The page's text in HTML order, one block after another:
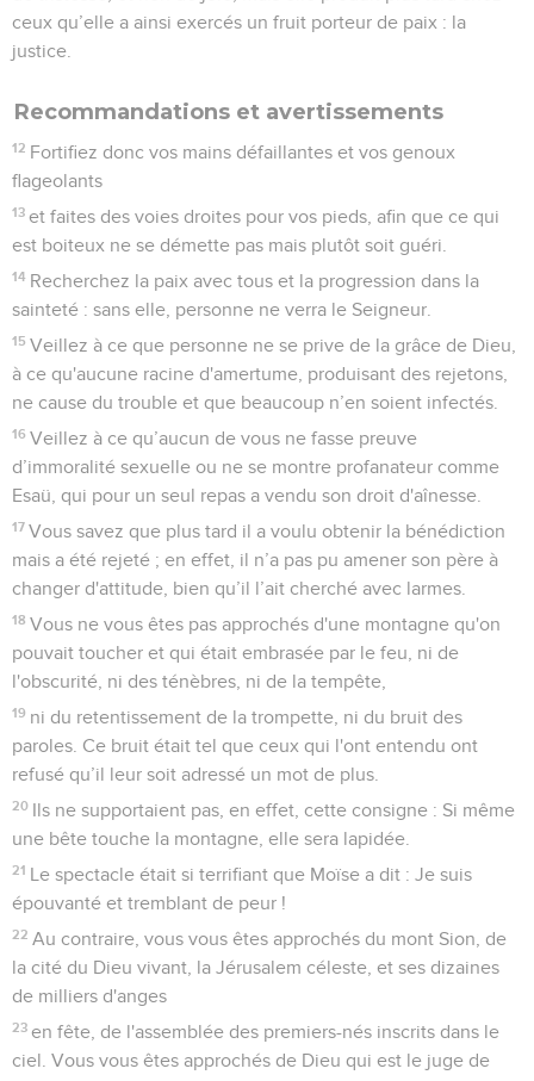
ceux qu’elle a ainsi exercés un fruit porteur de paix : la
justice.
Recommandations et avertissements
12 Fortifiez donc vos mains défaillantes et vos genoux
flageolants
13 et faites des voies droites pour vos pieds, afin que ce qui
est boiteux ne se démette pas mais plutôt soit guéri.
14 Recherchez la paix avec tous et la progression dans la
sainteté : sans elle, personne ne verra le Seigneur.
15 Veillez à ce que personne ne se prive de la grâce de Dieu,
à ce qu'aucune racine d'amertume, produisant des rejetons,
ne cause du trouble et que beaucoup n’en soient infectés.
16 Veillez à ce qu’aucun de vous ne fasse preuve
d’immoralité sexuelle ou ne se montre profanateur comme
Esaü, qui pour un seul repas a vendu son droit d'aînesse.
17 Vous savez que plus tard il a voulu obtenir la bénédiction
mais a été rejeté ; en effet, il n’a pas pu amener son père à
changer d'attitude, bien qu’il l’ait cherché avec larmes.
18 Vous ne vous êtes pas approchés d'une montagne qu'on
pouvait toucher et qui était embrasée par le feu, ni de
l'obscurité, ni des ténèbres, ni de la tempête,
19 ni du retentissement de la trompette, ni du bruit des
paroles. Ce bruit était tel que ceux qui l'ont entendu ont
refusé qu’il leur soit adressé un mot de plus.
20 Ils ne supportaient pas, en effet, cette consigne : Si même
une bête touche la montagne, elle sera lapidée.
21 Le spectacle était si terrifiant que Moïse a dit : Je suis
épouvanté et tremblant de peur !
22 Au contraire, vous vous êtes approchés du mont Sion, de
la cité du Dieu vivant, la Jérusalem céleste, et ses dizaines
de milliers d'anges
23 en fête, de l'assemblée des premiers-nés inscrits dans le
ciel. Vous vous êtes approchés de Dieu qui est le juge de